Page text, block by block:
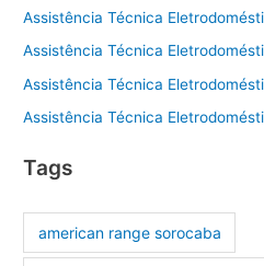
Assistência Técnica
Assistência Técnica
Assistência Técnica
Assistência Técnica
Tags
american range sorocaba